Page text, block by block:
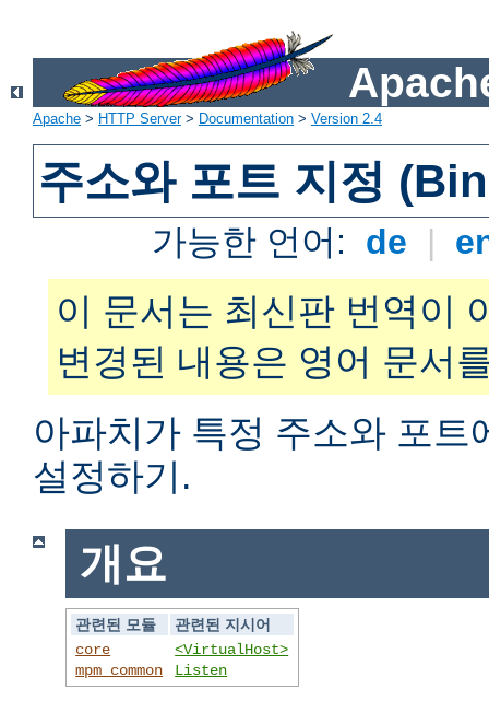
Apache > HTTP Server> Documentation > Version 2.4
주소와 포트 지정
가능한 언어: de |
이 문서는 최신판 번역이
변경된 내용은 영어 문서
아파치가 특정 주소와 포트
설정하기.
개요
관련된 모듈
관련된 지시어
core
mpm_common
<VirtualHost>
Listen